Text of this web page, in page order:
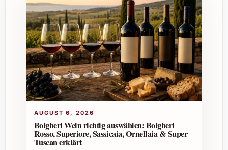
AUGUST 6, 2026
Bolgheri Wein richtig auswählen: Bolgheri
Rosso, Superiore, Sassicaia, Ornellaia & Super
Tuscan erklärt